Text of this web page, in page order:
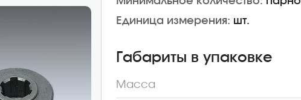
Единица измерения: шт.
Габариты в упаковке
Масса